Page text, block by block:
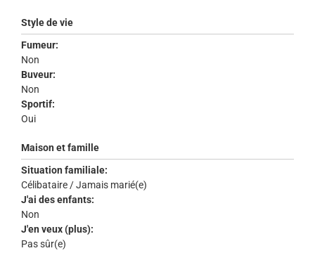
Style de vie
Fumeur:
Non
Buveur:
Non
Sportif:
Oui
Maison et famille
Situation familiale:
Célibataire / Jamais marié(e)
J'ai des enfants:
Non
J'en veux (plus):
Pas sûr(e)